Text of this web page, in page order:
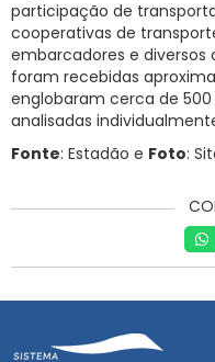
participação de
cooperativas de
embarcadores e diversos
foram recebidas
englobaram cerca de
analisadas
Fonte: Estadão e Foto: